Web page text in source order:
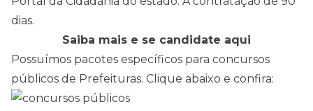
dias.
Saiba mais e se candidate aqui
Possuímos pacotes específicos para concursos
públicos de Prefeituras. Clique abaixo e confira: